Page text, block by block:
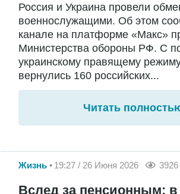
Россия и Украина провели
военнослужащими. Об этом
канале на платформе «Макс»
Министерства обороны РФ. С
украинскому правящему
вернулись 160 российских...
Читать
Жизнь 19:27 / 26 Июня 2026 3926
Вслед за пенсионным: